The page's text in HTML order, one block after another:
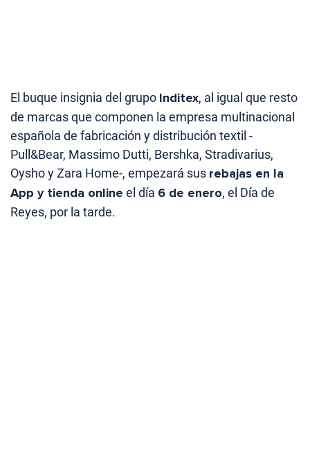
El buque insignia del grupo Inditex, al igual que resto
de marcas que componen la empresa multinacional
española de fabricación y distribución textil -
Pull&Bear, Massimo Dutti, Bershka, Stradivarius,
Oysho y Zara Home-, empezará sus rebajas en la
App y tienda online el día 6 de enero, el Día de
Reyes, por la tarde.